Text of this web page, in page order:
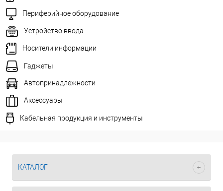
Периферийное оборудование
Устройство ввода
Носители информации
Гаджеты
Автопринадлежности
Аксессуары
Кабельная продукция и инструменты
КАТАЛОГ